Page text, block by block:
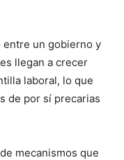
entre un gobierno y
llegan a crecer
laboral, lo que
de por sí precarias
mecanismos que